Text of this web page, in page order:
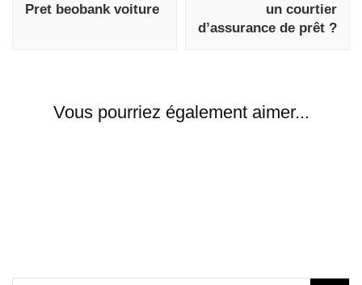
Pret beobank voiture
un courtier
d’assurance de prêt ?
Vous pourriez également aimer...